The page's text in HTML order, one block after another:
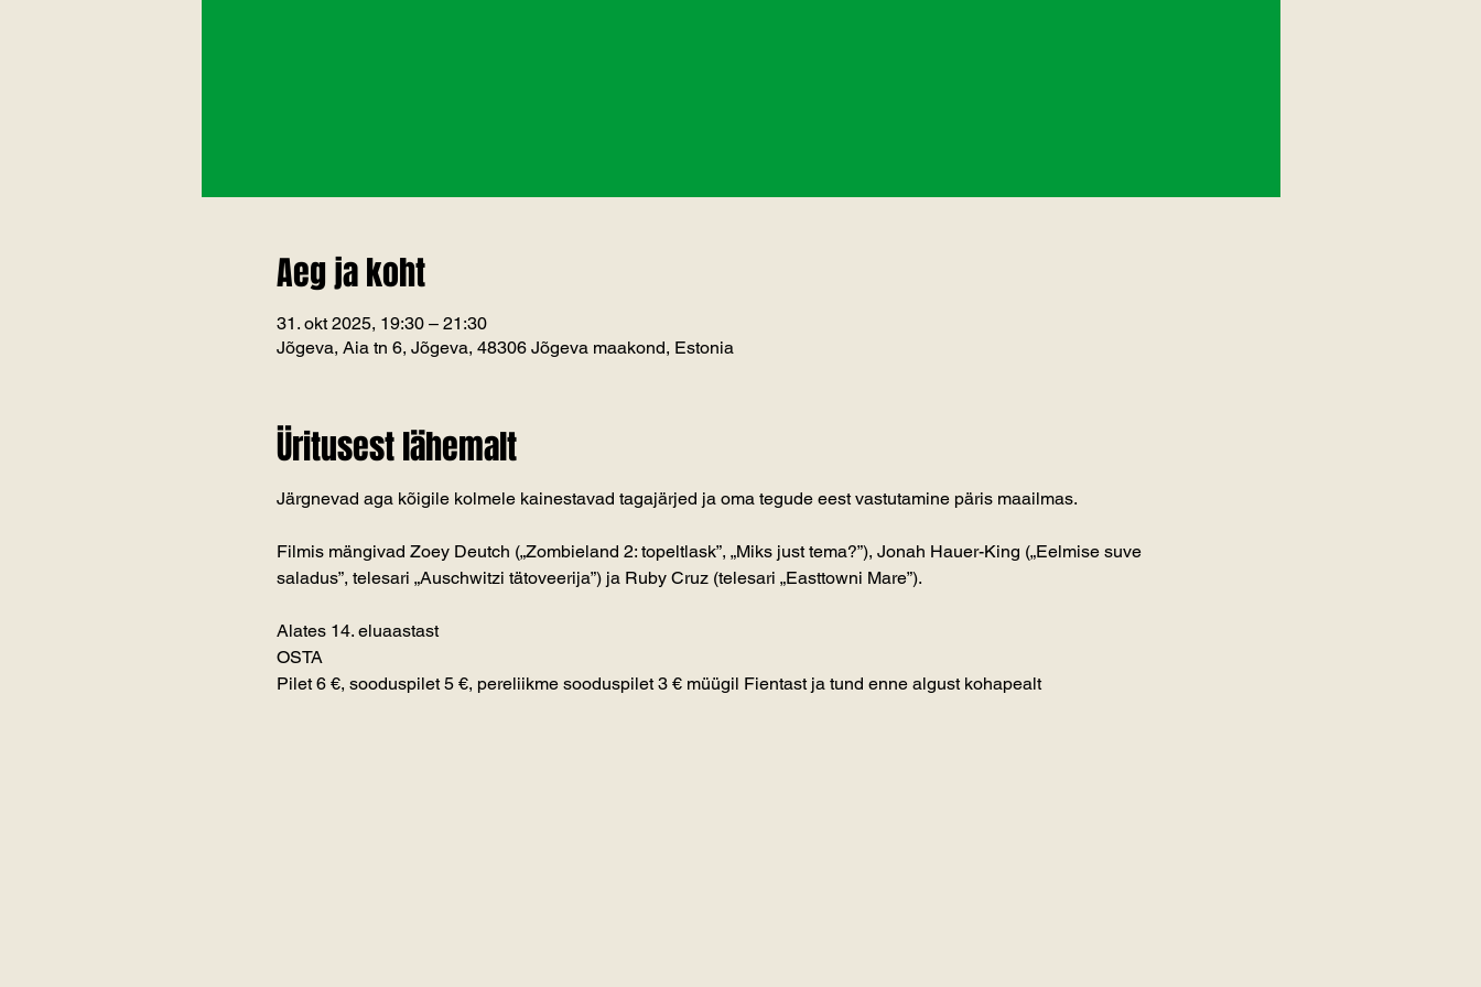
Aeg ja koht
31. okt 2025, 19:30 – 21:30
Jõgeva, Aia tn 6, Jõgeva, 48306 Jõgeva maakond, Estonia
Üritusest lähemalt
Järgnevad aga kõigile kolmele kainestavad tagajärjed ja oma tegude eest vastutamine päris maailmas.
Filmis mängivad Zoey Deutch („Zombieland 2: topeltlask”, „Miks just tema?”), Jonah Hauer-King („Eelmise suve
saladus”, telesari „Auschwitzi tätoveerija”) ja Ruby Cruz (telesari „Easttowni Mare”).
Alates 14. eluaastast
OSTA
Pilet 6 €, sooduspilet 5 €, pereliikme sooduspilet 3 € müügil Fientast ja tund enne algust kohapealt